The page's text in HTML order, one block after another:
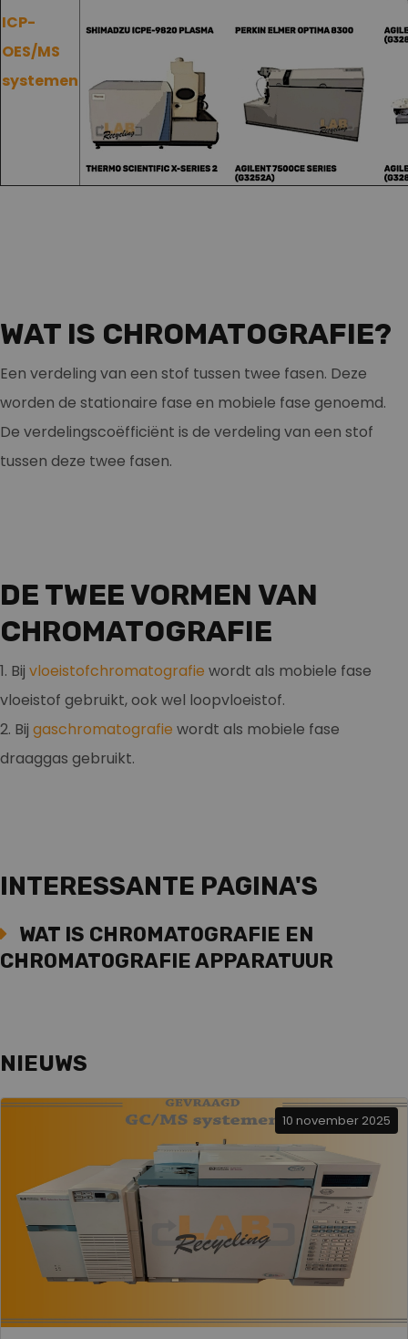
ICP-
OES/MS
systemen
WAT IS CHROMATOGRAFIE?
Een verdeling van een stof tussen twee fasen. Deze
worden de stationaire fase en mobiele fase genoemd.
De verdelingscoëfficiënt is de verdeling van een stof
tussen deze twee fasen.
DE TWEE VORMEN VAN
CHROMATOGRAFIE
1. Bij vloeistofchromatografie wordt als mobiele fase
vloeistof gebruikt, ook wel loopvloeistof.
2. Bij gaschromatografie wordt als mobiele fase
draaggas gebruikt.
INTERESSANTE PAGINA'S
WAT IS CHROMATOGRAFIE EN
CHROMATOGRAFIE APPARATUUR
NIEUWS
10 november 2025